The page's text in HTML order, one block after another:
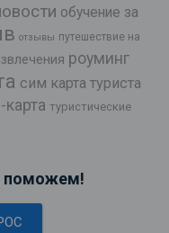
обучение за
отзывы путешествие на
роуминг
сим карта туриста
туристические
поможем!